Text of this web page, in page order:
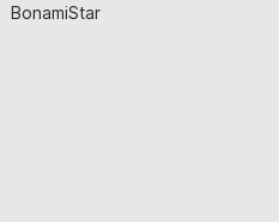
BonamiStar